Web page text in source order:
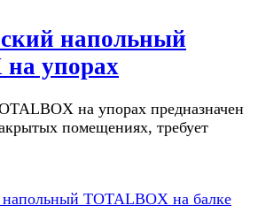
напольный
упорах
на упорах предназначен
помещениях, требует